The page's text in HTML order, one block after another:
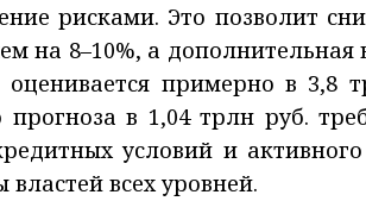
рисками. Это позволит
на 8–10%, а
оценивается примерно в 3,8
в 1,04 трлн руб.
условий и
всех уровней.